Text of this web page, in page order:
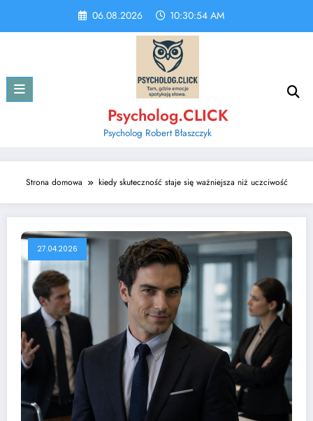
content
06.08.2026 10:30:54 AM
Psycholog.CLICK
Psycholog Robert Błaszczyk
Strona domowa kiedy skuteczność staje się ważniejsza niż uczciwość
27.04.2026